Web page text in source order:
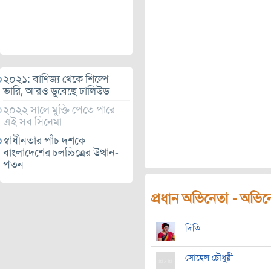
২০২১: বাণিজ্য থেকে শিল্পে
ভারি, আরও ডুবেছে ঢালিউড
২০২২ সালে মুক্তি পেতে পারে
এই সব সিনেমা
স্বাধীনতার পাঁচ দশকে
বাংলাদেশের চলচ্চিত্রের উত্থান-
পতন
প্রধান অভিনেতা -
দিতি
সোহেল চৌধুরী